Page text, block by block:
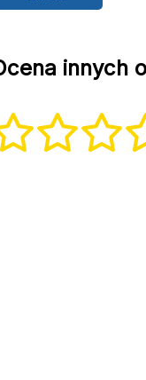
innych